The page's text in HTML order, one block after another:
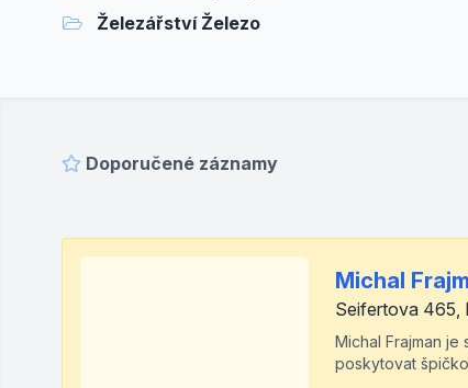
Železářství Železo
Doporučené záznamy
Michal
Seifertova 465,
Michal Frajman
poskytovat